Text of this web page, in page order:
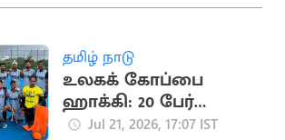
தமிழ் நாடு
உலகக் கோப்பை
ஹாக்கி: 20 பேர்
கொண்ட இந்திய
Jul 21, 2026, 17:07 IST